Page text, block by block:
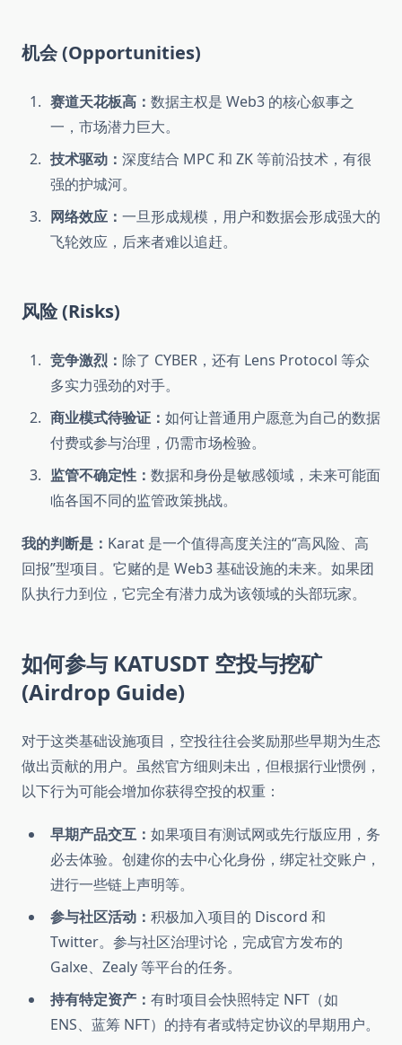
机会 (Opportunities)
赛道天花板高： 数据主权是 Web3 的核心叙事之
一，市场潜力巨大。
技术驱动： 深度结合 MPC 和 ZK 等前沿技术，有很
强的护城河。
网络效应： 一旦形成规模，用户和数据会形成强大的
飞轮效应，后来者难以追赶。
风险 (Risks)
竞争激烈： 除了 CYBER，还有 Lens Protocol 等众
多实力强劲的对手。
商业模式待验证： 如何让普通用户愿意为自己的数据
付费或参与治理，仍需市场检验。
监管不确定性： 数据和身份是敏感领域，未来可能面
临各国不同的监管政策挑战。
我的判断是： Karat 是一个值得高度关注的“高风险、高
回报”型项目。它赌的是 Web3 基础设施的未来。如果团
队执行力到位，它完全有潜力成为该领域的头部玩家。
如何参与 KATUSDT 空投与挖矿
(Airdrop Guide)
对于这类基础设施项目，空投往往会奖励那些早期为生态
做出贡献的用户。虽然官方细则未出，但根据行业惯例，
以下行为可能会增加你获得空投的权重：
早期产品交互： 如果项目有测试网或先行版应用，务
必去体验。创建你的去中心化身份，绑定社交账户，
进行一些链上声明等。
参与社区活动： 积极加入项目的 Discord 和
Twitter。参与社区治理讨论，完成官方发布的
Galxe、Zealy 等平台的任务。
持有特定资产： 有时项目会快照特定 NFT（如
ENS、蓝筹 NFT）的持有者或特定协议的早期用户。